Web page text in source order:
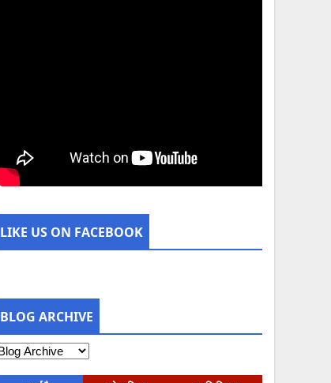
LIKE US ON FACEBOOK
BLOG ARCHIVE